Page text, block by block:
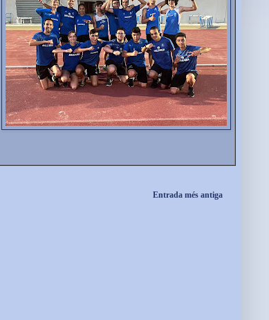
Entrada més antiga